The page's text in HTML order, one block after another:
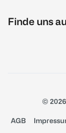
Finde uns
©
AGB